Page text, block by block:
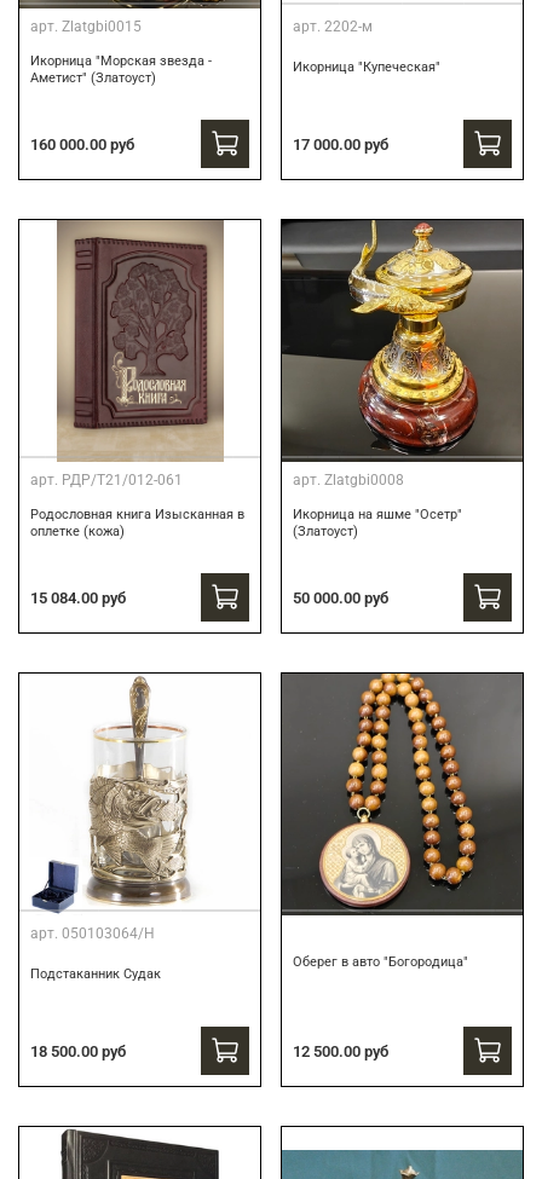
арт. Zlatgbi0015
Икорница "Морская звезда -
Аметист" (Златоуст)
160 000.00 руб
арт. 2202-м
Икорница "Купеческая"
17 000.00 руб
арт. РДР/Т21/012-061
Родословная книга Изысканная в
оплетке (кожа)
15 084.00 руб
арт. Zlatgbi0008
Икорница на яшме "Осетр"
(Златоуст)
50 000.00 руб
арт. 050103064/Н
Подстаканник Судак
18 500.00 руб
Оберег в авто "Богородица"
12 500.00 руб